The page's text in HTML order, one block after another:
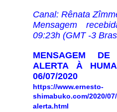
Canal: Rênata
Mensagem
09:23h (GMT -3
MENSAGEM
ALERTA À
06/07/2020
https://www.ernesto-
shimabuko.com/2020/
alerta.html